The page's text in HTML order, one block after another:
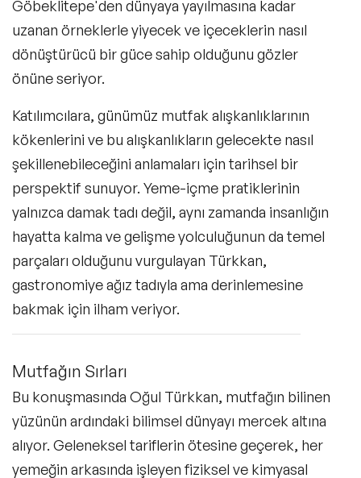
Göbeklitepe'den dünyaya yayılmasına kadar
uzanan örneklerle yiyecek ve içeceklerin nasıl
dönüştürücü bir güce sahip olduğunu gözler
önüne seriyor.
Katılımcılara, günümüz mutfak alışkanlıklarının
kökenlerini ve bu alışkanlıkların gelecekte nasıl
şekillenebileceğini anlamaları için tarihsel bir
perspektif sunuyor. Yeme-içme pratiklerinin
yalnızca damak tadı değil, aynı zamanda insanlığın
hayatta kalma ve gelişme yolculuğunun da temel
parçaları olduğunu vurgulayan Türkkan,
gastronomiye ağız tadıyla ama derinlemesine
bakmak için ilham veriyor.
Mutfağın Sırları
Bu konuşmasında Oğul Türkkan, mutfağın bilinen
yüzünün ardındaki bilimsel dünyayı mercek altına
alıyor. Geleneksel tariflerin ötesine geçerek, her
yemeğin arkasında işleyen fiziksel ve kimyasal